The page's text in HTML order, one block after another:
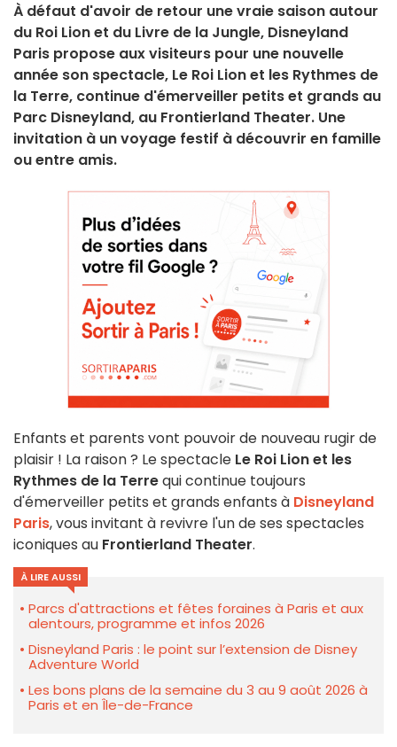
À défaut d'avoir de retour une vraie saison autour
du Roi Lion et du Livre de la Jungle, Disneyland
Paris propose aux visiteurs pour une nouvelle
année son spectacle, Le Roi Lion et les Rythmes de
la Terre, continue d'émerveiller petits et grands au
Parc Disneyland, au Frontierland Theater. Une
invitation à un voyage festif à découvrir en famille
ou entre amis.
Enfants et parents vont pouvoir de nouveau rugir de
plaisir ! La raison ? Le spectacle Le Roi Lion et les
Rythmes de la Terrequi continue toujours
d'émerveiller petits et grands enfants à Disneyland
Paris, vous invitant à revivre l'un de ses spectacles
iconiques au Frontierland Theater.
À LIRE AUSSI
Parcs d'attractions et fêtes foraines à Paris et aux
alentours, programme et infos 2026
Disneyland Paris : le point sur l’extension de Disney
Adventure World
Les bons plans de la semaine du 3 au 9 août 2026 à
Paris et en Île-de-France